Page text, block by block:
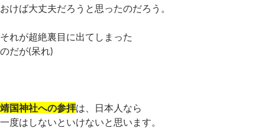
おけば大丈夫だろうと思ったのだろう。
それが超絶裏目に出てしまった
のだが(呆れ)
靖国神社への参拝は、日本人なら
一度はしないといけないと思います。